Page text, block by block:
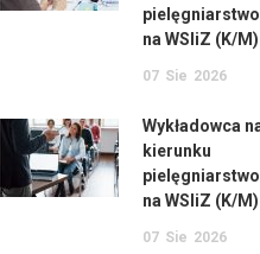
pielęgniarstwo
na WSIiZ (K/M)
07 Sie 2026
Wykładowca
kierunku
pielęgniarstwo
na WSIiZ (K/M)
07 Sie 2026